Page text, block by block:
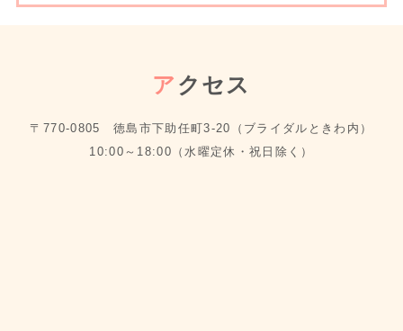
ア クセス
〒770-0805 徳島市下助任町3-20（ブライダルときわ内）
10:00～18:00（水曜定休・祝日除く）